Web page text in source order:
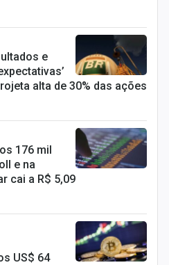
e
alta de 30% das ações
176 mil
e na
cai a R$ 5,09
US$ 64